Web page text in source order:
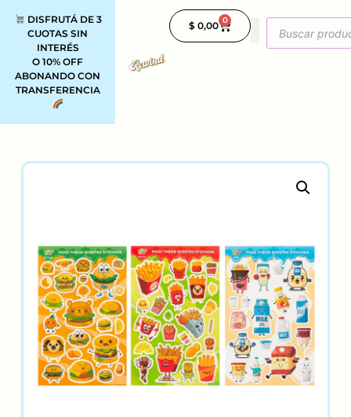
DISFRUTÁ DE 3
CUOTAS SIN
INTERÉS
O 10% OFF
ABONANDO CON
TRANSFERENCIA
$ 0,00 0